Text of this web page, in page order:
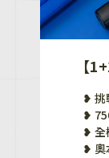
【
❥ 挑
❥
❥ 全
❥ 奧